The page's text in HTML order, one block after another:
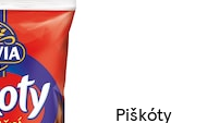
Piškóty